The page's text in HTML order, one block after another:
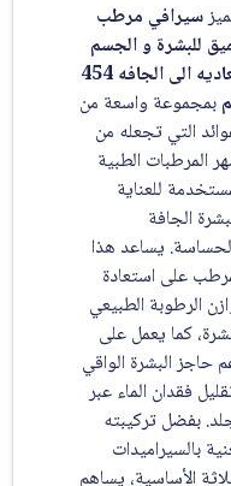
مرطب
و الجسم
العاديه الى الجافه 454
واسعة من
التي تجعله من
الطبية
للعناية
يساعد هذا
على استعادة
الطبيعي
كما يعمل على
البشرة الواقي
الماء عبر
تركيبته
الأساسية، يساهم